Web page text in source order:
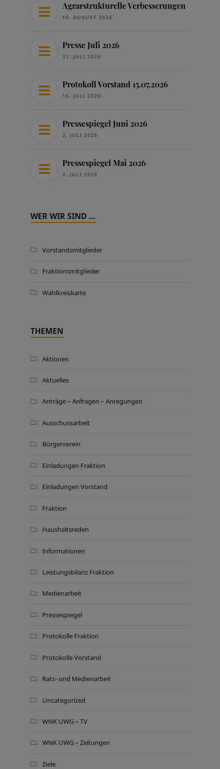
Agrarstrukturelle Verbesserungen
10. AUGUST 2026
Presse Juli 2026
31. JULI 2026
Protokoll Vorstand 15.07.2026
16. JULI 2026
Pressespiegel Juni 2026
2. JULI 2026
Pressespiegel Mai 2026
2. JULI 2026
WER WIR SIND …
Vorstandsmitglieder
Fraktionsmitglieder
Wahlkreiskarte
THEMEN
Aktionen
Aktuelles
Anträge – Anfragen – Anregungen
Ausschussarbeit
Bürgerverein
Einladungen Fraktion
Einladungen Vorstand
Fraktion
Haushaltsreden
Informationen
Leistungsbilanz Fraktion
Medienarbeit
Pressespiegel
Protokolle Fraktion
Protokolle Vorstand
Rats- und Medienarbeit
Uncategorized
WNK UWG – TV
WNK UWG – Zeitungen
Ziele